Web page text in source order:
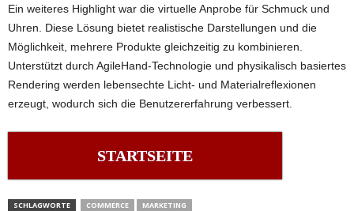
Ein weiteres Highlight war die virtuelle Anprobe für Schmuck und
Uhren. Diese Lösung bietet realistische Darstellungen und die
Möglichkeit, mehrere Produkte gleichzeitig zu kombinieren.
Unterstützt durch AgileHand-Technologie und physikalisch basiertes
Rendering werden lebensechte Licht- und Materialreflexionen
erzeugt, wodurch sich die Benutzererfahrung verbessert.
STARTSEITE
SCHLAGWORTE COMMERCE MARKETING